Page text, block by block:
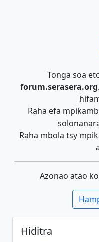
Tonga soa
forum.serasera.org
Raha efa
Raha mbola tsy
Azonao atao
Hiditra